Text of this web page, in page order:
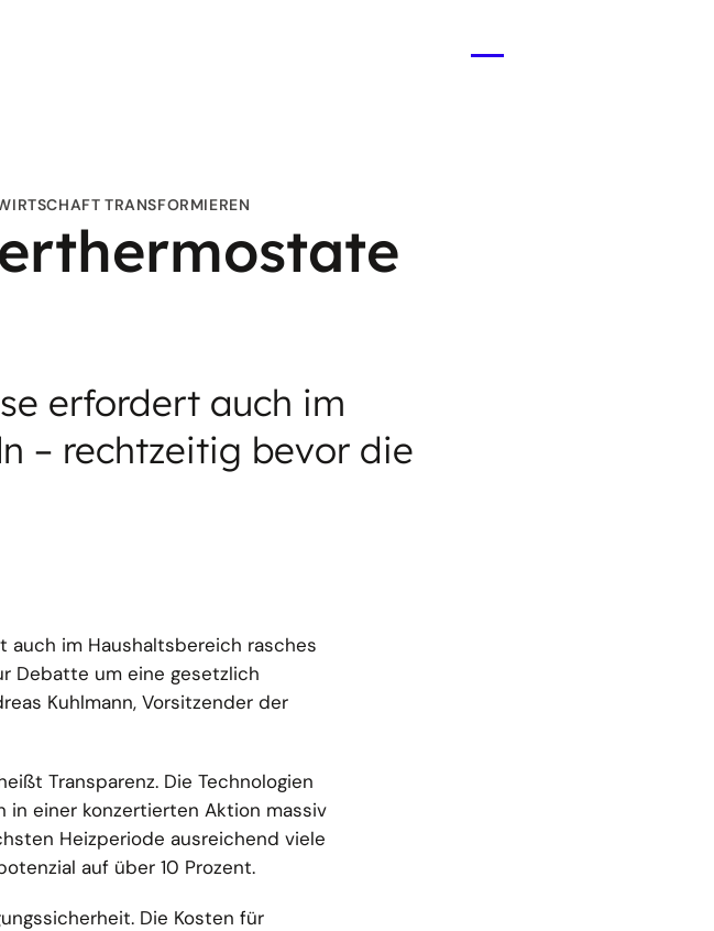
TRANSFORMIEREN
erfordert auch im
– rechtzeitig bevor die
auch im Haushaltsbereich rasches
Debatte um eine gesetzlich
Kuhlmann, Vorsitzender der
Transparenz. Die Technologien
in einer konzertierten Aktion massiv
Heizperiode ausreichend viele
auf über 10 Prozent.
Die Kosten für